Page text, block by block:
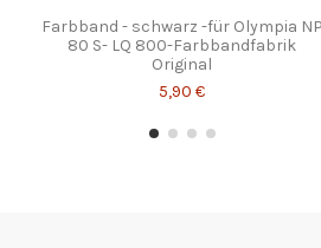
Farbband - schwarz -für Olympia NP
80 S- LQ 800-Farbbandfabrik
Original
5,90 €